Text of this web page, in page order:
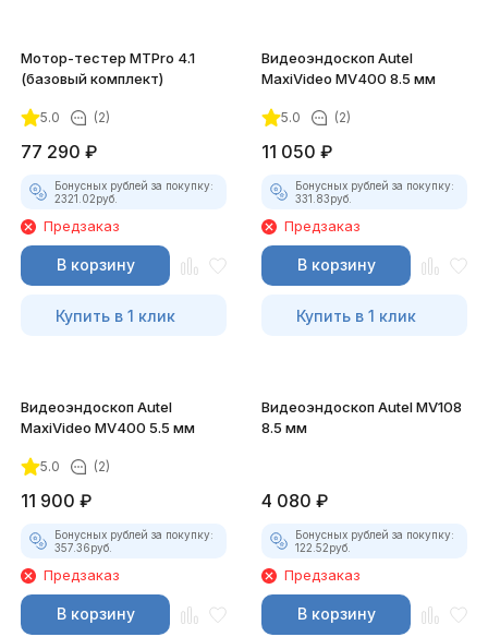
Мотор-тестер MTPro 4.1
(базовый комплект)
5.0 (2)
77 290 ₽
Бонусных рублей за покупку:
2321.02руб.
Предзаказ
В корзину
Купить в 1 клик
Видеоэндоскоп Autel
MaxiVideo MV400 8.5 мм
5.0 (2)
11 050 ₽
Бонусных рублей за покупку:
331.83руб.
Предзаказ
В корзину
Купить в 1 клик
Видеоэндоскоп Autel
MaxiVideo MV400 5.5 мм
5.0 (2)
11 900 ₽
Бонусных рублей за покупку:
357.36руб.
Предзаказ
В корзину
Видеоэндоскоп Autel MV108
8.5 мм
4 080 ₽
Бонусных рублей за покупку:
122.52руб.
Предзаказ
В корзину